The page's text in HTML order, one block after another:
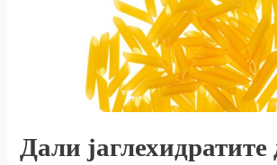
Дали јаглехидратите